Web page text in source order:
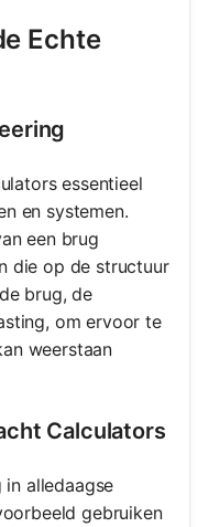
Echte
essentieel
en systemen.
een brug
die op de structuur
brug, de
om ervoor te
weerstaan
Calculators
alledaagse
gebruiken